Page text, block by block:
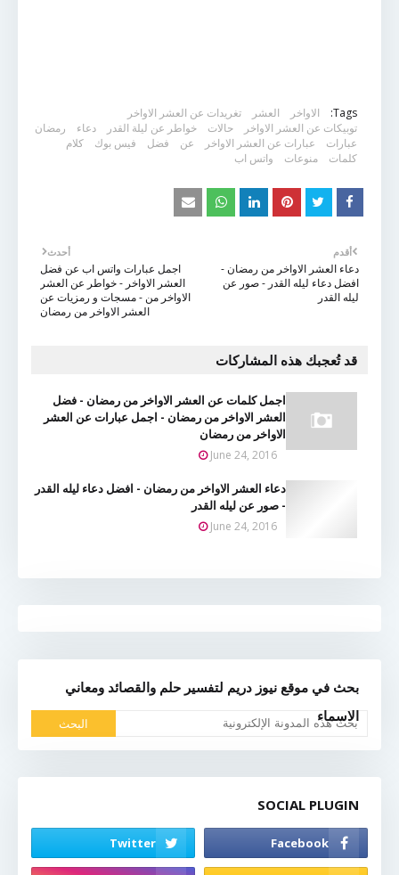
Tags: الاواخر العشر
تغريدات عن العشر الاواخر
توبيكات عن العشر الاواخر
حالات خواطر عن ليلة القدر دعاء
رمضان
عبارات
عبارات عن العشر الاواخر عن فضل فيس بوك
كلام
كلمات
منوعات واتس اب
أحدث
اجمل عبارات واتس اب عن فضل
العشر الاواخر - خواطر عن العشر
الاواخر من - مسجات و رمزيات عن
العشر الاواخر من رمضان
أقدم
دعاء العشر الاواخر من رمضان -
افضل دعاء ليله القدر - صور عن
ليله القدر
قد تُعجبك هذه المشاركات
اجمل كلمات عن العشر الاواخر من رمضان - فضل
العشر الاواخر من رمضان - اجمل عبارات عن العشر
الاواخر من رمضان
June 24, 2016
دعاء العشر الاواخر من رمضان - افضل دعاء ليله القدر
- صور عن ليله القدر
June 24, 2016
بحث في موقع نيوز دريم لتفسير حلم والقصائد ومعاني
الاسماء
SOCIAL PLUGIN